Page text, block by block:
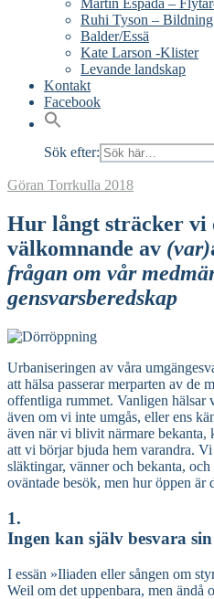
Martín Espada –
Ruhi Tyson –
Balder/Essä
Kate Larson -Klister
Levande landskap
Kontakt
Facebook
Sök efter:
Göran Torrkulla 2018
Hur långt sträcker vi
välkomnande av (var)
frågan om vår
gensvarsberedskap
Urbaniseringen av våra
att hälsa passerar merparten av de
offentliga rummet. Vanligen hälsar
även om vi inte umgås, eller ens
även när vi blivit närmare bekanta,
att vi börjar bjuda hem varandra.
släktingar, vänner och bekanta,
oväntade besök, men hur öppen
1.
Ingen kan själv besvara
I essän »Iliaden eller sången om
Weil om det uppenbara, men ändå